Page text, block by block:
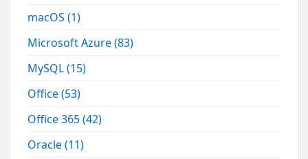
macOS(1)
Microsoft Azure(83)
MySQL(15)
Office(53)
Office 365(42)
Oracle(11)